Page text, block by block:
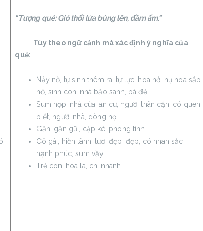
"Tượng quẻ: Gió thổi lửa bùng lên, đầm ấm."
Tùy theo ngữ cảnh mà xác định ý nghĩa của
quẻ:
Nảy nở, tự sinh thêm ra, tự lực, hoa nở, nụ hoa sắp
nở, sinh con, nhà bảo sanh, bà đẻ...
Sum họp, nhà cửa, an cư, người thân cận, có quen
biết, người nhà, dòng họ...
Gần, gần gũi, cặp kè, phong tình...
Cô gái, hiền lành, tươi đẹp, đẹp, có nhan sắc,
hạnh phúc, sum vầy...
Trẻ con, hoa lá, chi nhánh...